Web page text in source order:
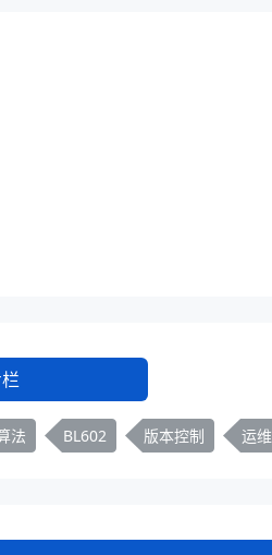
法 BL602 版本控制 运维